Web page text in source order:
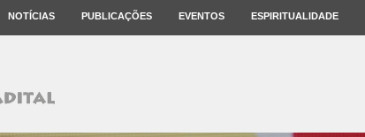
NOTÍCIAS PUBLICAÇÕES EVENTOS ESPIRITUALIDADE